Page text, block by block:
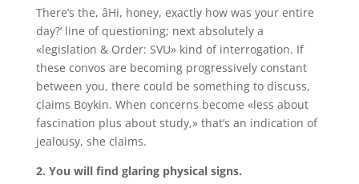
There’s the, âHi, honey, exactly how was your entire
day?’ line of questioning; next absolutely a
«legislation & Order: SVU» kind of interrogation. If
these convos are becoming progressively constant
between you, there could be something to discuss,
claims Boykin. When concerns become «less about
fascination plus about study,» that’s an indication of
jealousy, she claims.
2. You will find glaring physical signs.